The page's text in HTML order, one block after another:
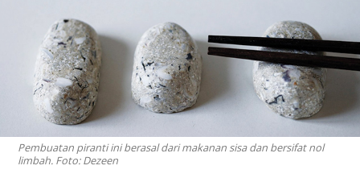
Pembuatan piranti ini berasal dari makanan sisa dan bersifat nol
limbah. Foto: Dezeen